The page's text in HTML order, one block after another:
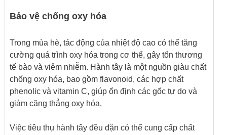
Bảo vệ chống oxy hóa
Trong mùa hè, tác động của nhiệt độ cao có thể tăng
cường quá trình oxy hóa trong cơ thể, gây tổn thương
tế bào và viêm nhiễm. Hành tây là một nguồn giàu chất
chống oxy hóa, bao gồm flavonoid, các hợp chất
phenolic và vitamin C, giúp ổn định các gốc tự do và
giảm căng thẳng oxy hóa.
Việc tiêu thụ hành tây đều đặn có thể cung cấp chất